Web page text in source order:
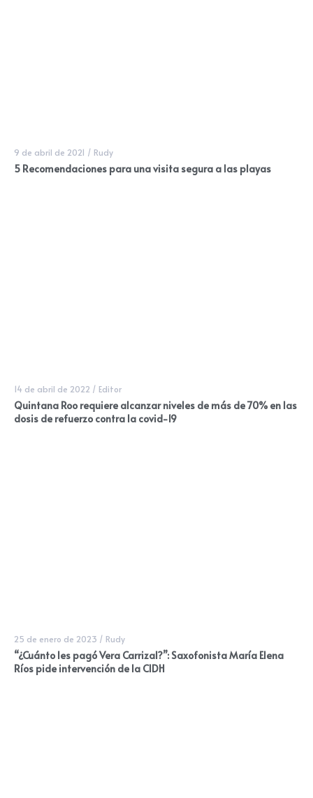
9 de abril de 2021 / Rudy
5 Recomendaciones para una visita segura a las playas
14 de abril de 2022 / Editor
Quintana Roo requiere alcanzar niveles de más de 70% en las
dosis de refuerzo contra la covid-19
25 de enero de 2023 / Rudy
“¿Cuánto les pagó Vera Carrizal?”: Saxofonista María Elena
Ríos pide intervención de la CIDH